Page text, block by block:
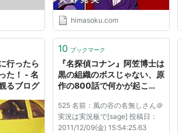
himasoku.com
行ったら
た！ - 名
るブログ
10 ブックマーク
『名探偵コナン』阿笠博士は
黒の組織のボスじゃない、原
作の800話で何かが起こ
らおん！
525 名前：風の谷の名無しさん＠
実況は実況板で[sage] 投稿日：
2011/12/09(金) 15:54:25.63